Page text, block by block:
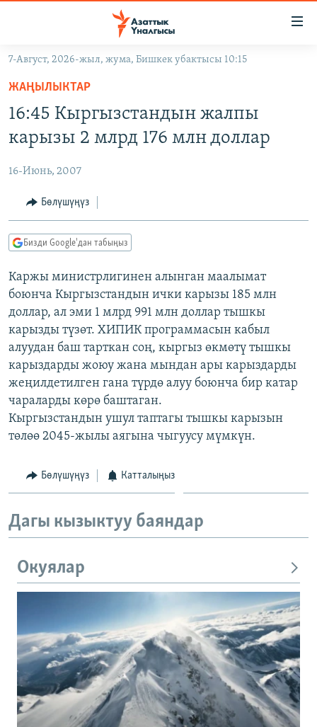
Навигацияга
өтүңүз
салыңыз
ЭКОНОМИКА
МАДАНИЯТ
БОРБОР АЗИЯ
УКРАИНА
АТАЙЫН ИЛИКТӨӨ
ТВ ПРОГРАММАЛАР
ЭКСПЕРТТЕР ТАЛДАЙТ
БИЗ ЖАНА ДҮЙНӨ
ЭЖЕ-СИҢДИЛЕР
АЗАТТЫК+
ЫҢГАЙСЫЗ СУРООЛОР
ӨЗГӨЧӨ ПИКИР
Русский
ОНЛАЙН ШЕРИНЕ
ЭЕ/АРнун бардык сайттары
7-Август, 2026-жыл, жума, Бишкек убактысы 10:15
ЖАҢЫЛЫКТАР
16:45 Кыргызстандын жалпы
карызы 2 млрд 176 млн доллар
16-Июнь, 2007
Бөлүшүңүз
Бизди Google'дан табыңыз
Каржы министрлигинен алынган маалымат
боюнча Кыргызстандын ички карызы 185 млн
доллар, ал эми 1 млрд 991 млн доллар тышкы
карызды түзөт. ХИПИК программасын кабыл
алуудан баш тарткан соң, кыргыз өкмөтү тышкы
карыздарды жоюу жана мындан ары карыздарды
жеңилдетилген гана түрдө алуу боюнча бир катар
чараларды көрө баштаган.
Кыргызстандын ушул таптагы тышкы карызын
төлөө 2045-жылы аягына чыгуусу мүмкүн.
Бөлүшүңүз Катталыңыз
Дагы кызыктуу баяндар
Окуялар